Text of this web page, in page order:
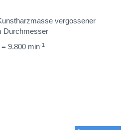
vergossener
Durchmesser
= 9.800 min-1